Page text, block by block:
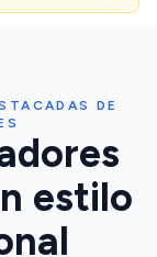
DE
estilo